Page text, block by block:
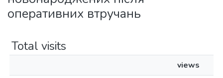
оперативних втручань
Total visits
views